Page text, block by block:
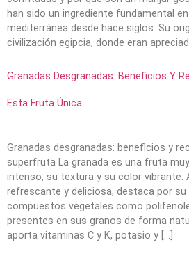
han sido un ingrediente fundamental
mediterránea desde hace siglos. Su
civilización egipcia, donde eran
Granadas Desgranadas: Beneficios Y
Esta Fruta Única
Granadas desgranadas: beneficios y
superfruta La granada es una fruta
intenso, su textura y su color vibrante.
refrescante y deliciosa, destaca por
compuestos vegetales como
presentes en sus granos de forma
aporta vitaminas C y K, potasio y […]